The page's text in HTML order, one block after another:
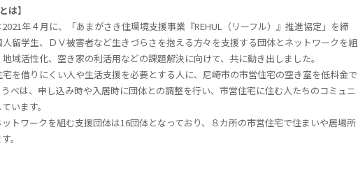
は】
2021年４月に、「あまがさき住環境支援事業『REHUL（ リーフル）』推進協定」を締
留学生、ＤＶ被害者など生きづらさを抱える方々を支援する団体とネットワークを組
域活性化、空き家の利活用などの課題解決に向けて、共に動き出しました。
を借りにくい人や生活支援を必要とする人に、尼崎市の市営住宅の空き室を低料金で
べは、申し込み時や入居時に団体との調整を行い、市営住宅に住む人たちのコミュニ
います。
トワークを組む支援団体は16団体となっており、８カ所の市営住宅で住まいや居場所
。